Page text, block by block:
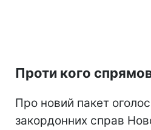
Проти кого
Про новий пакет
закордонних справ